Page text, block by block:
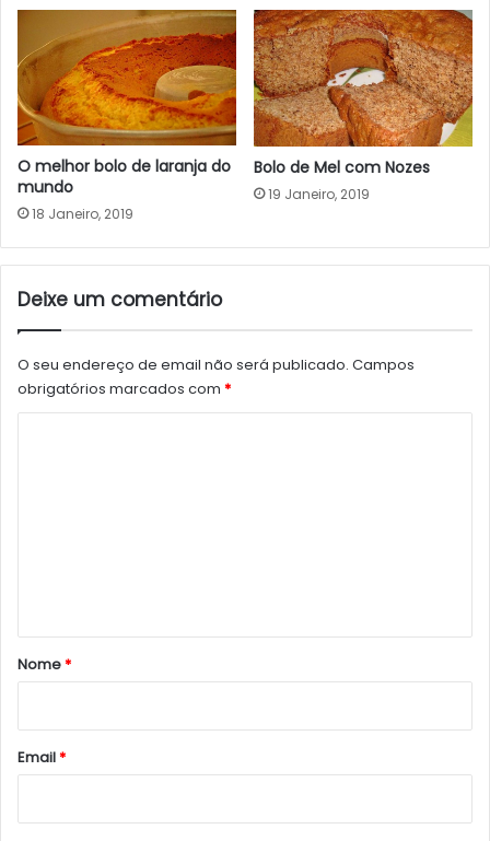
O melhor bolo de laranja do
mundo
18 Janeiro, 2019
Bolo de Mel com Nozes
19 Janeiro, 2019
Deixe um comentário
O seu endereço de email não será publicado. Campos
obrigatórios marcados com *
r
*
Nome*
Email*